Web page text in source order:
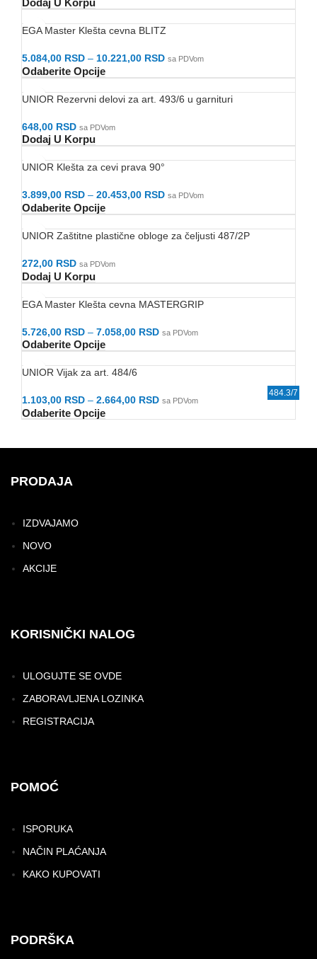
482/6
Dodaj U Korpu
400
EGA Master Klešta cevna BLITZ
5.084,00 RSD – 10.221,00 RSD sa PDVom
Odaberite Opcije
61465
UNIOR Rezervni delovi za art. 493/6 u garnituri
648,00 RSD sa PDVom
Dodaj U Korpu
493.1/7
UNIOR Klešta za cevi prava 90°
3.899,00 RSD – 20.453,00 RSD sa PDVom
Odaberite Opcije
480/6
UNIOR Zaštitne plastične obloge za čeljusti 487/2P
272,00 RSD sa PDVom
Dodaj U Korpu
487.1
EGA Master Klešta cevna MASTERGRIP
5.726,00 RSD – 7.058,00 RSD sa PDVom
Odaberite Opcije
61405
UNIOR Vijak za art. 484/6
1.103,00 RSD – 2.664,00 RSD sa PDVom
Odaberite Opcije
484.3/7
PRODAJA
IZDVAJAMO
NOVO
AKCIJE
KORISNIČKI NALOG
ULOGUJTE SE OVDE
ZABORAVLJENA LOZINKA
REGISTRACIJA
POMOĆ
ISPORUKA
NAČIN PLAĆANJA
KAKO KUPOVATI
PODRŠKA